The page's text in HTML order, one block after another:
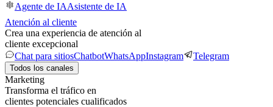
Agente de IAAsistente de IA
Atención al cliente
Crea una experiencia de atención al
cliente excepcional
Chat para sitiosChatbotWhatsAppInstagram Telegram
Todos los canales
Marketing
Transforma el tráfico en
clientes potenciales cualificados